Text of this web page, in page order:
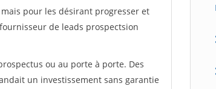
pour les désirant progresser et
de leads prospectsion
ou au porte à porte. Des
un investissement sans garantie